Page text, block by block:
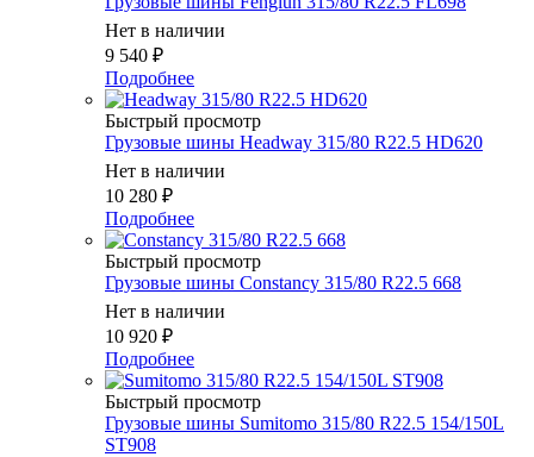
Нет в наличии
9 540 ₽
Подробнее
Быстрый просмотр
Грузовые шины Headway 315/80 R22.5 HD620
Нет в наличии
10 280 ₽
Подробнее
Быстрый просмотр
Грузовые шины Constancy 315/80 R22.5 668
Нет в наличии
10 920 ₽
Подробнее
Быстрый просмотр
Грузовые шины Sumitomo 315/80 R22.5 154/150L
ST908